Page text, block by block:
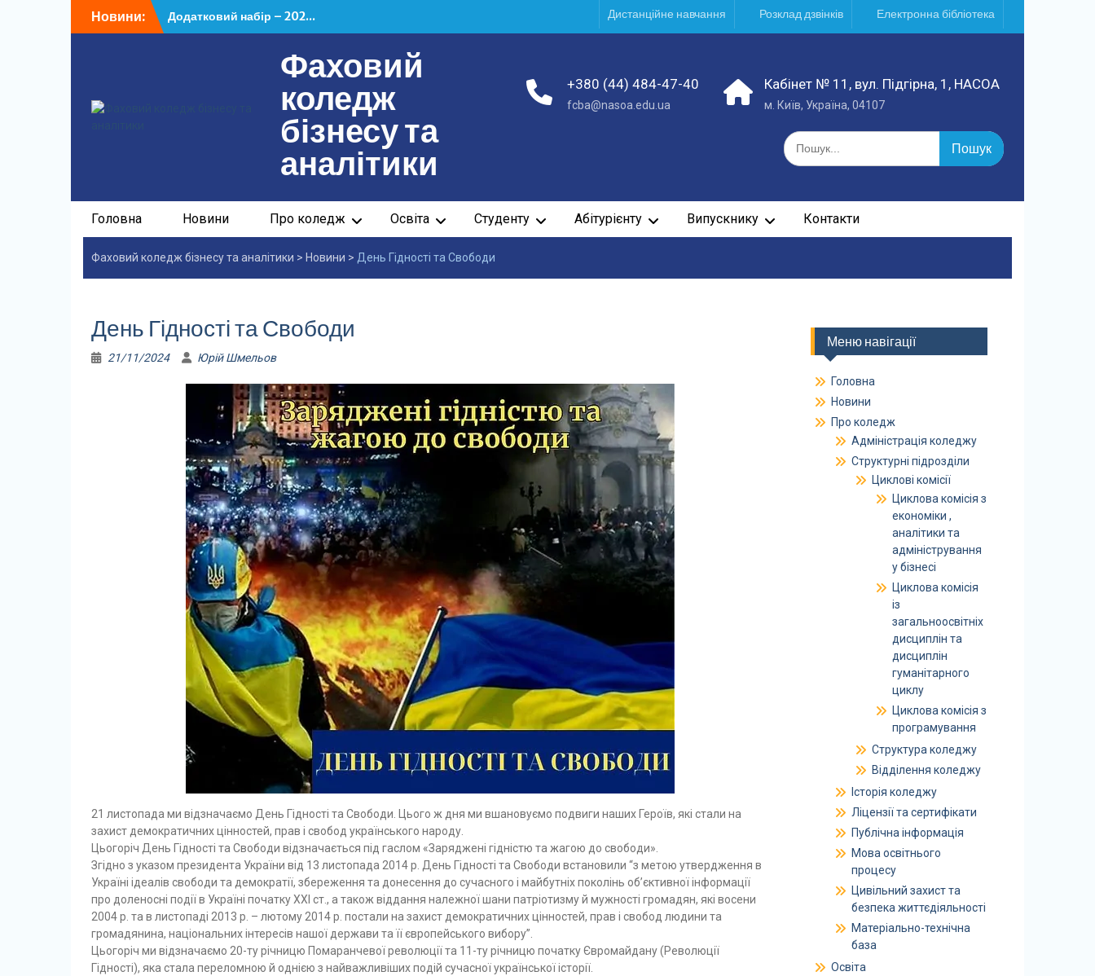
доНовини:
Додатковий набір – 202...
У ФКБА НАСОА відбулася...
Додатковий набір – 202...
У ФКБА НАСОА відбулася...
Дистанційне навчання Розклад дзвінків Електронна бібліотека
Фаховий
коледж
бізнесу та
аналітики
+380 (44) 484-47-40
fcba@nasoa.edu.ua
Кабінет № 11, вул. Підгірна, 1, НАСОА
м. Київ, Україна, 04107
Шукати:
Головна Новини Про коледж Освіта Студенту Абітурієнту Випускнику Контакти
Фаховий коледж бізнесу та аналітики > Новини > День Гідності та Свободи
День Гідності та Свободи
21/11/2024 Юрій Шмельов
21 листопада ми відзначаємо День Гідності та Свободи. Цього ж дня ми вшановуємо подвиги наших Героїв, які стали на
захист демократичних цінностей, прав і свобод українського народу.
Цьогоріч День Гідності та Свободи відзначається під гаслом «Заряджені гідністю та жагою до свободи».
Згідно з указом президента України від 13 листопада 2014 р. День Гідності та Свободи встановили “з метою утвердження в
Україні ідеалів свободи та демократії, збереження та донесення до сучасного і майбутніх поколінь об’єктивної інформації
про доленосні події в Україні початку XXI ст., а також віддання належної шани патріотизму й мужності громадян, які восени
2004 р. та в листопаді 2013 р. – лютому 2014 р. постали на захист демократичних цінностей, прав і свобод людини та
громадянина, національних інтересів нашої держави та її європейського вибору”.
Цьогоріч ми відзначаємо 20-ту річницю Помаранчевої революції та 11-ту річницю початку Євромайдану (Революції
Гідності), яка стала переломною й однією з найважливіших подій сучасної української історії.
Меню навігації
Головна
Новини
Про коледж
Адміністрація коледжу
Структурні підрозділи
Циклові комісії
Циклова комісія з
економіки ,
аналітики та
адміністрування
у бізнесі
Циклова комісія
із
загальноосвітніх
дисциплін та
дисциплін
гуманітарного
циклу
Циклова комісія з
програмування
Структура коледжу
Відділення коледжу
Історія коледжу
Ліцензії та сертифікати
Публічна інформація
Мова освітнього
процесу
Цивільний захист та
безпека життєдіяльності
Матеріально-технічна
база
Освіта